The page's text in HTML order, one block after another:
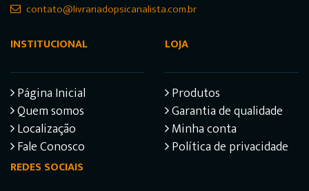
contato@livrariadopsicanalista.com.br
INSTITUCIONAL
Página Inicial
Quem somos
Localização
Fale Conosco
LOJA
Produtos
Garantia de qualidade
Minha conta
Política de privacidade
REDES SOCIAIS